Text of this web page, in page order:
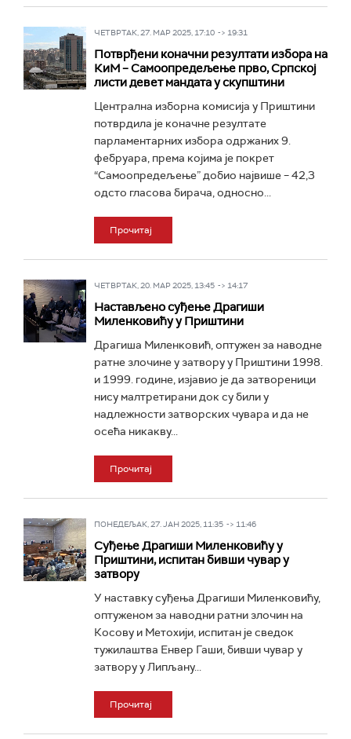
ЧЕТВРТАК, 27. МАР 2025, 17:10 -> 19:31
Потврђени коначни резултати избора на
КиМ – Самоопредељење прво, Српској
листи девет мандата у скупштини
Централна изборна комисија у Приштини
потврдила је коначне резултате
парламентарних избора одржаних 9.
фебруара, према којима је покрет
“Самоопредељење” добио највише – 42,3
одсто гласова бирача, односно...
Прочитај
ЧЕТВРТАК, 20. МАР 2025, 13:45 -> 14:17
Настављено суђење Драгиши
Миленковићу у Приштини
Драгиша Миленковић, оптужен за наводне
ратне злочине у затвору у Приштини 1998.
и 1999. године, изјавио је да затвореници
нису малтретирани док су били у
надлежности затворских чувара и да не
осећа никакву...
Прочитај
ПОНЕДЕЉАК, 27. ЈАН 2025, 11:35 -> 11:46
Суђење Драгиши Миленковићу у
Приштини, испитан бивши чувар у
затвору
У наставку суђења Драгиши Миленковићу,
оптуженом за наводни ратни злочин на
Косову и Метохији, испитан је сведок
тужилаштва Енвер Гаши, бивши чувар у
затвору у Липљану...
Прочитај